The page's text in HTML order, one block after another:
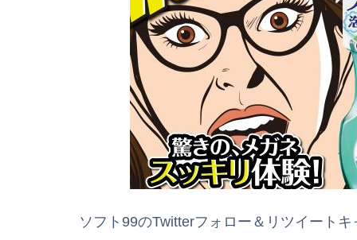
ソフト99のTwitterフォロー＆リツイート